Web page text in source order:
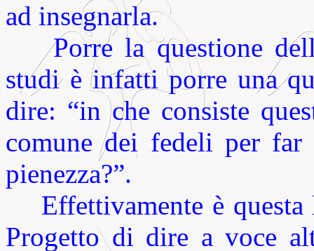
ad insegnarla.
Porre la questione
studi è infatti porre una
dire: “in che consiste
comune dei fedeli per far
pienezza?”.
Effettivamente è questa
Progetto di dire a voce